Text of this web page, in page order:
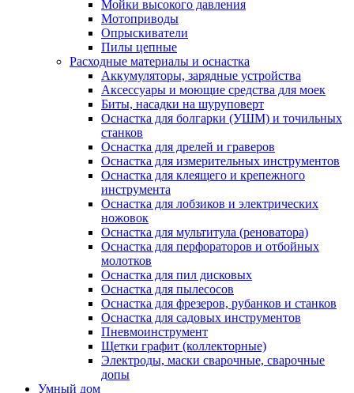
Мойки высокого давления
Мотоприводы
Опрыскиватели
Пилы цепные
Расходные материалы и оснастка
Аккумуляторы, зарядные устройства
Аксессуары и моющие средства для моек
Биты, насадки на шуруповерт
Оснастка для болгарки (УШМ) и точильных
станков
Оснастка для дрелей и граверов
Оснастка для измерительных инструментов
Оснастка для клеящего и крепежного
инструмента
Оснастка для лобзиков и электрических
ножовок
Оснастка для мультитула (реноватора)
Оснастка для перфораторов и отбойных
молотков
Оснастка для пил дисковых
Оснастка для пылесосов
Оснастка для фрезеров, рубанков и станков
Оснастка для садовых инструментов
Пневмоинструмент
Щетки графит (коллекторные)
Электроды, маски сварочные, сварочные
допы
Умный дом